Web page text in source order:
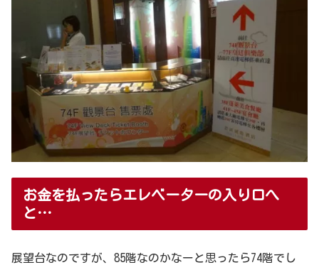
お金を払ったらエレベーターの入り口へ
と…
展望台なのですが、85階なのかなーと思ったら74階でし